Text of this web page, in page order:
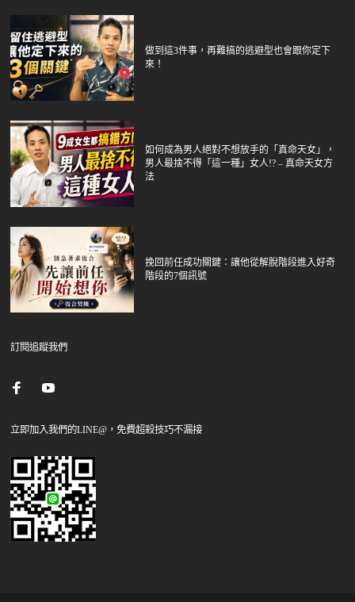
做到這3件事，再難搞的逃避型也會跟你定下
來！
如何成為男人絕對不想放手的「真命天女」，
男人最捨不得「這一種」女人!? – 真命天女方
法
挽回前任成功關鍵：讓他從解脫階段進入好奇
階段的7個訊號
訂閱追蹤我們
立即加入我們的LINE@，免費超殺技巧不漏接